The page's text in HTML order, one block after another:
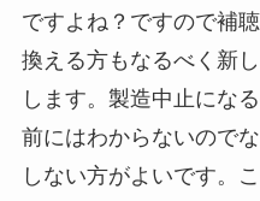
ですよね？ですので補
換える方もなるべく新
します。製造中止にな
前にはわからないので
しない方がよいです。